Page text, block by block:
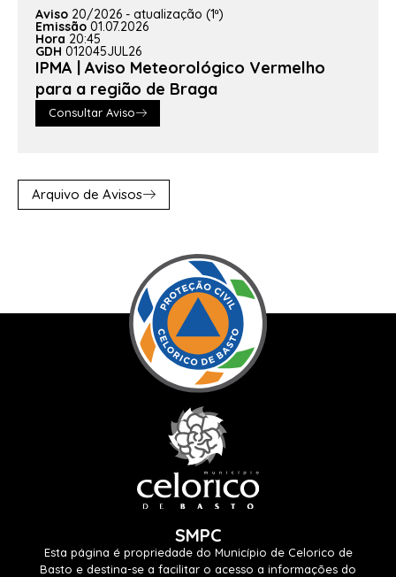
Aviso 20/2026 - atualização (1ª)
Emissão 01.07.2026
Hora 20:45
GDH 012045JUL26
IPMA | Aviso Meteorológico Vermelho
para a região de Braga
Consultar Aviso
Arquivo de Avisos
SMPC
Esta página é propriedade do Município de Celorico de
Basto e destina-se a facilitar o acesso a informações do